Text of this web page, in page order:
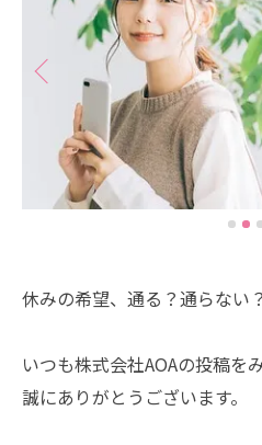
休みの希望、通る？通らない
いつも株式会社AOAの投稿を
誠にありがとうございます。